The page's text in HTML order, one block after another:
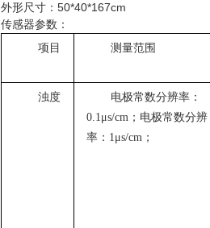
外形尺寸：50*40*167cm
传感器参数：
项目 测量范围
浊度
电极常数分辨率：
0.1μs/cm；电极常数分辨
率：1μs/cm；